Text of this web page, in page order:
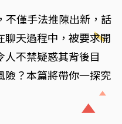
不僅手法推陳出新，話
聊天過程中，被要求開
人不禁疑惑其背後目
險？本篇將帶你一探究